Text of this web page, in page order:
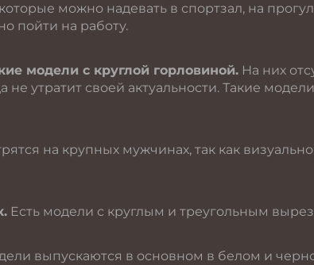
можно надевать в спортзал, на
пойти на работу.
модели с круглой горловиной. На них
не утратит своей актуальности. Такие
на крупных мужчинах, так как
Есть модели с круглым и треугольным
выпускаются в основном в белом и